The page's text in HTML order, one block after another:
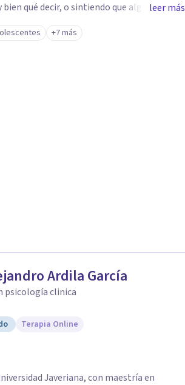
qué decir, o sintiendo que algo no anda
es acompañarte en ese proceso, sin
hoy te pesa pueda pensarse y
leer más
+7 más
Ardila García
psicología clinica
Terapia Online
Javeriana, con maestría en